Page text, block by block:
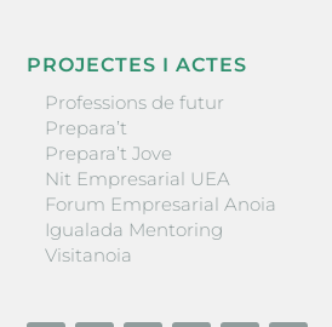
PROJECTES I ACTES
Professions de futur
Prepara’t
Prepara’t Jove
Nit Empresarial UEA
Forum Empresarial Anoia
Igualada Mentoring
Visitanoia